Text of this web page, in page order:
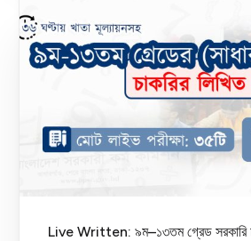
Live Written: ৯ম–১৩তম গ্রেড সরকারি